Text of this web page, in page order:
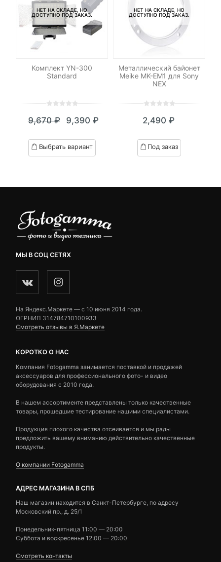
НЕТ НА СКЛАДЕ, НО
ДОСТУПНО ПОД ЗАКАЗ.
Комплект YN-300
Standard
out
based
on
9,670₽
Первоначальная
цена
составляла
9,390 ₽
Текущая
цена:
9,390 ₽.
Выбрать вариант
НЕТ НА СКЛАДЕ, НО
ДОСТУПНО ПОД ЗАКАЗ.
Металлический байонет
Meike MK-EM1 для Sony
NEX
out
based
on
2,490 ₽
Под заказ
МЫ В СОЦ СЕТЯХ
На Яндекс.Маркете — c 10 июня 2014 года.
ОГРНИП 314784710100933
Смотреть отзывы в Я.Маркете
КОРОТКО О НАС
Компания Fotogamma занимается поставкой и продажей
аксессуаров для профессионального фото- и видео
оборудования с 2010 года.
В нашем ассортименте представлены только качественные
товары, прошедшие тестирование нашими специалистами.
Продукция плохого качества отсеивается и мы рады
предложить вашему вниманию действительно качественные
продукты.
О компании Fotogamma
АДРЕС МАГАЗИНА В СПБ
Наш магазин находится в Санкт-Петербурге, по адресу
Московский пр., д. 25/1
Понедельник-пятница 11:00 — 20:00
Суббота и воскресенье 12:00 — 20:00
Смотреть контакты